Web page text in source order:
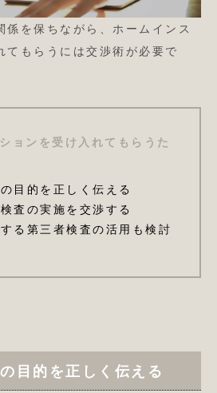
係を保ちながら、ホームインス
てもらうには交渉術が必要で
ョンを受け入れてもらうた
目的を正しく伝える
査の実施を交渉する
る第三者検査の活用も検討
目的を正しく伝える